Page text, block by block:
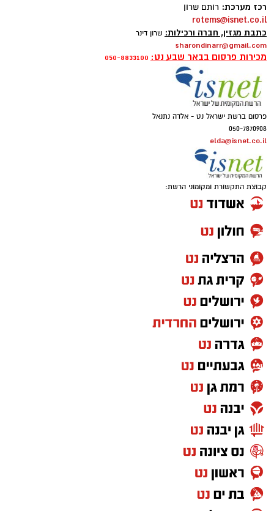
קרדיט צילום: יעל ציבולסקי
מאז ה-7 באוקטובר חילקה יעל ציבולסקי,
המכללה האקדמית להנדסה ע"ש סמי שמעון, את
זמנה בין הלימודים לבין שירות מילואים ממושך. בין
המשימות בשטח, היא נחשפה שוב ושוב לאחד
הפריטים המזוהים ביותר עם השירות הצבאי: מנת
הקרב. במקום לראות בה רק אמצעי להזנה
בסיסית, היא בחרה להפוך אותה לפרויקט הגמר
שלה ולעצב אותה מחדש כחוויה שמטרתה לחזק
את רוחם של החיילים.
הפרויקט, שזכה לשם "מבצעית" והוצג במכללה
במסגרת תערוכת הבוגרים, מציע מיתוג מחדש
למנות הקרב של צה"ל. ההשראה נולדה מתוך
התפיסה שעיצוב יכול להשפיע גם על רגעים קטנים
של היומיום – במיוחד במציאות השוחקת של שירות
ממושך בתנאי שטח. האריזות החדשות שעיצבה
ציבולסקי מקבלות זהות חזותית המבוססת על
השפה הצבאית, ההומור הפנימי והתרבות
המשותפת לחיילי הסדיר והמילואים, במטרה
להעניק תחושת שייכות, הערכה ומורל גבוה.
במסגרת המיתוג המחודש, פחיות השימורים,
החטיפים, המגבונים ושאר רכיבי מנת הקרב הופכים
לפריטי עיצוב בעלי אופי וסיפור. באמצעות שימוש
בטיפוגרפיה צבאית, אייקונים מינימליסטיים וביטויים
המוכרים לכל מי שלבש מדים – כמו "קדימה
להסתער", המקבל משמעות כפולה בקרב ועל
האוכל – נוצר דיאלוג בין שגרת השטח לבין רגעים
רכז מערכת: רותם שרון
rotems@isnet.co.il
כתבת מגזין, חברה ורכילות: שרון דינר
sharondinarr@gmail.com
מכירות פרסום בבאר שבע נט: 050-8833100
פרסום ברשת ישראל נט - אלדה נתנאל
050-7870908
elda@isnet.co.il
קבוצת התקשורת ומקומוני הרשת: